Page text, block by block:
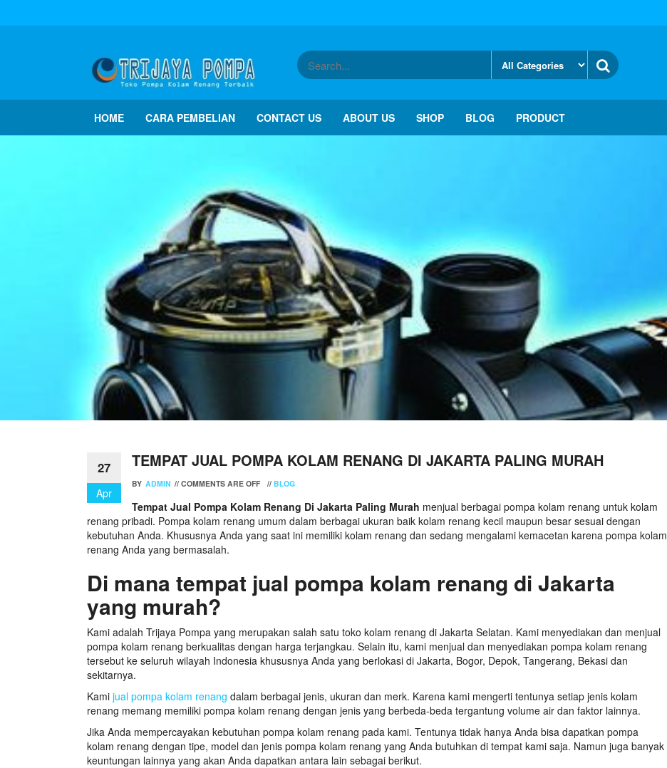
HOME CARA PEMBELIAN CONTACT US ABOUT US SHOP BLOG PRODUCT
27
Apr
TEMPAT JUAL POMPA KOLAM RENANG DI JAKARTA PALING MURAH
BY ADMIN // COMMENTS ARE OFF // BLOG
Tempat Jual Pompa Kolam Renang Di Jakarta Paling Murah menjual berbagai pompa kolam renang untuk kolam
renang pribadi. Pompa kolam renang umum dalam berbagai ukuran baik kolam renang kecil maupun besar sesuai dengan
kebutuhan Anda. Khususnya Anda yang saat ini memiliki kolam renang dan sedang mengalami kemacetan karena pompa kolam
renang Anda yang bermasalah.
Di mana tempat jual pompa kolam renang di Jakarta
yang murah?
Kami adalah Trijaya Pompa yang merupakan salah satu toko kolam renang di Jakarta Selatan. Kami menyediakan dan menjual
pompa kolam renang berkualitas dengan harga terjangkau. Selain itu, kami menjual dan menyediakan pompa kolam renang
tersebut ke seluruh wilayah Indonesia khususnya Anda yang berlokasi di Jakarta, Bogor, Depok, Tangerang, Bekasi dan
sekitarnya.
Kami jual pompa kolam renang dalam berbagai jenis, ukuran dan merk. Karena kami mengerti tentunya setiap jenis kolam
renang memang memiliki pompa kolam renang dengan jenis yang berbeda-beda tergantung volume air dan faktor lainnya.
Jika Anda mempercayakan kebutuhan pompa kolam renang pada kami. Tentunya tidak hanya Anda bisa dapatkan pompa
kolam renang dengan tipe, model dan jenis pompa kolam renang yang Anda butuhkan di tempat kami saja. Namun juga banyak
keuntungan lainnya yang akan Anda dapatkan antara lain sebagai berikut.